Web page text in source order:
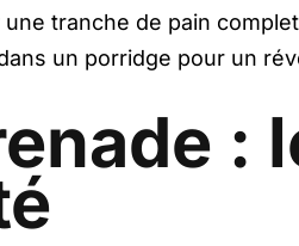
une tranche de pain
un porridge pour un
: